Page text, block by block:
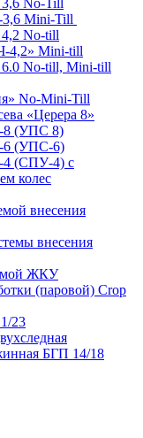
No-Till
3,6 Mini-Till
No-till
4,2» Mini-till
No-till, Mini-till
No-Mini-Till
«Церера 8»
8 (УПС 8)
6 (УПС-6)
4 (СПУ-4) с
колес
внесения
внесения
ЖКУ
(паровой) Crop
23
БГП 14/18